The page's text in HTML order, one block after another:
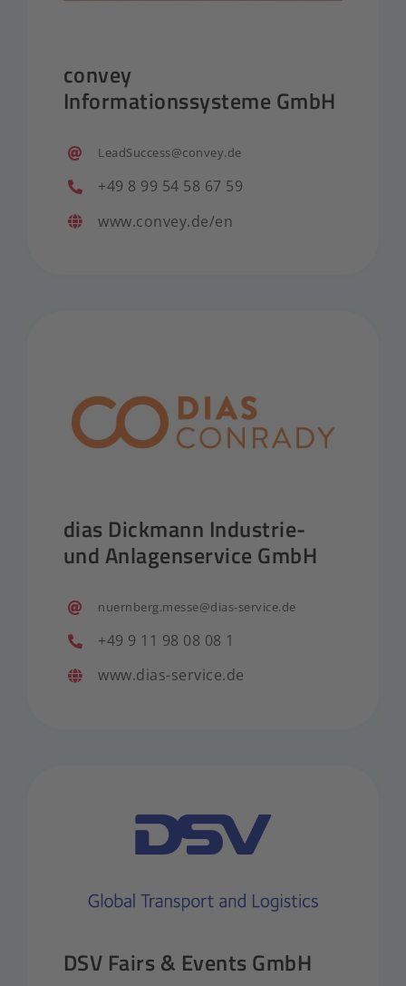
convey
Informationssysteme GmbH
LeadSuccess@convey.de
+49 8 99 54 58 67 59
www.convey.de/en
dias Dickmann Industrie-
und Anlagenservice GmbH
nuernberg.messe@dias-service.de
+49 9 11 98 08 08 1
www.dias-service.de
DSV Fairs & Events GmbH